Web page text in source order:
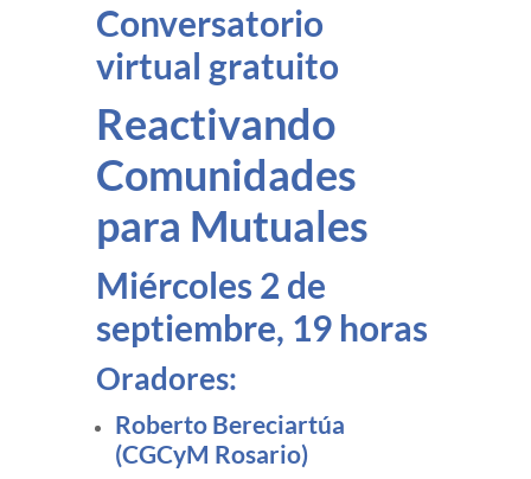
Conversatorio
virtual gratuito
Reactivando
Comunidades
para Mutuales
Miércoles 2 de
septiembre, 19 horas
Oradores:
Roberto Bereciartúa
(CGCyM Rosario)